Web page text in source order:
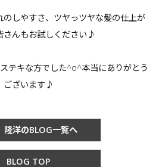
しやすさ、ツヤっツヤな髪の仕上が
さんもお試しください♪
テキな方でした^o^本当にありがとう
ございます♪
洋のBLOG一覧へ
BLOG TOP